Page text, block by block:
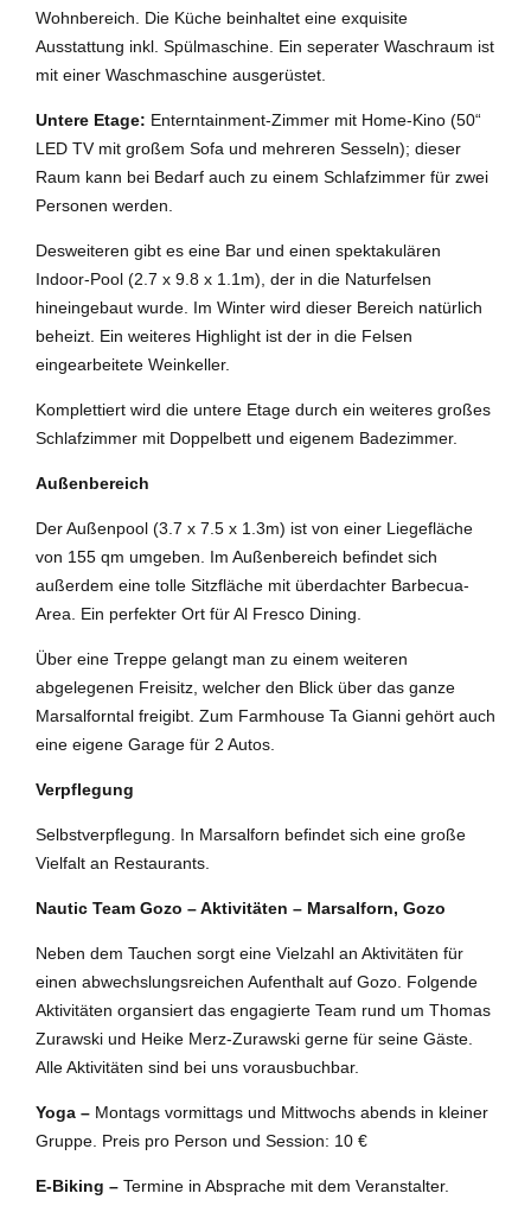
Wohnbereich. Die Küche beinhaltet eine exquisite
Ausstattung inkl. Spülmaschine. Ein seperater Waschraum ist
mit einer Waschmaschine ausgerüstet.
Untere Etage: Enterntainment-Zimmer mit Home-Kino (50“
LED TV mit großem Sofa und mehreren Sesseln); dieser
Raum kann bei Bedarf auch zu einem Schlafzimmer für zwei
Personen werden.
Desweiteren gibt es eine Bar und einen spektakulären
Indoor-Pool (2.7 x 9.8 x 1.1m), der in die Naturfelsen
hineingebaut wurde. Im Winter wird dieser Bereich natürlich
beheizt. Ein weiteres Highlight ist der in die Felsen
eingearbeitete Weinkeller.
Komplettiert wird die untere Etage durch ein weiteres großes
Schlafzimmer mit Doppelbett und eigenem Badezimmer.
Außenbereich
Der Außenpool (3.7 x 7.5 x 1.3m) ist von einer Liegefläche
von 155 qm umgeben. Im Außenbereich befindet sich
außerdem eine tolle Sitzfläche mit überdachter Barbecua-
Area. Ein perfekter Ort für Al Fresco Dining.
Über eine Treppe gelangt man zu einem weiteren
abgelegenen Freisitz, welcher den Blick über das ganze
Marsalforntal freigibt. Zum Farmhouse Ta Gianni gehört auch
eine eigene Garage für 2 Autos.
Verpflegung
Selbstverpflegung. In Marsalforn befindet sich eine große
Vielfalt an Restaurants.
Nautic Team Gozo – Aktivitäten – Marsalforn, Gozo
Neben dem Tauchen sorgt eine Vielzahl an Aktivitäten für
einen abwechslungsreichen Aufenthalt auf Gozo. Folgende
Aktivitäten organsiert das engagierte Team rund um Thomas
Zurawski und Heike Merz-Zurawski gerne für seine Gäste.
Alle Aktivitäten sind bei uns vorausbuchbar.
Yoga – Montags vormittags und Mittwochs abends in kleiner
Gruppe. Preis pro Person und Session: 10 €
E-Biking – Termine in Absprache mit dem Veranstalter.